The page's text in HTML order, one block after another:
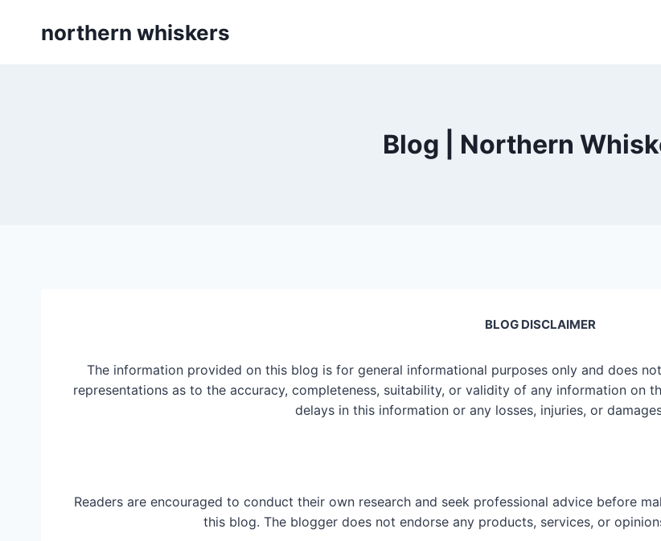
northern whiskers
Blog | Northern
BLOG DISCLAIMER
The information provided on this blog is for general informational purposes only and does
representations as to the accuracy, completeness, suitability, or validity of any information on
delays in this information or any losses, injuries, or
Readers are encouraged to conduct their own research and seek professional advice before
this blog. The blogger does not endorse any products, services, or